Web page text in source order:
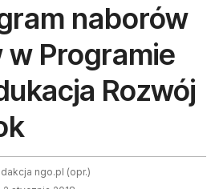
naborów
Programie
Rozwój
ngo.pl (opr.)